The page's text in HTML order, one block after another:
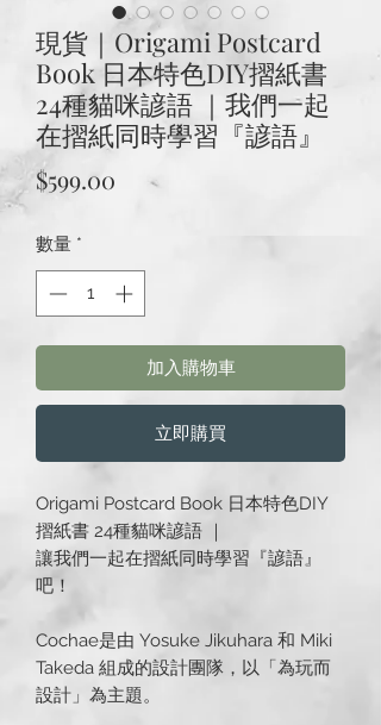
現貨｜Origami Postcard
Book 日本特色DIY摺紙書
24種貓咪諺語 ｜我們一起
在摺紙同時學習『諺語』
$599.00
數量 *
加入購物車
立即購買
Origami Postcard Book 日本特色DIY
摺紙書 24種貓咪諺語 ｜
讓我們一起在摺紙同時學習『諺語』
吧！
Cochae是由 Yosuke Jikuhara 和 Miki
Takeda 組成的設計團隊，以「為玩而
設計」為主題。